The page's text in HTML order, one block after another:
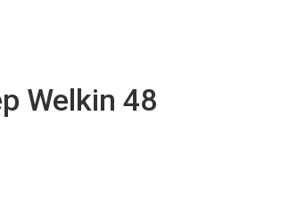
Welkin 48